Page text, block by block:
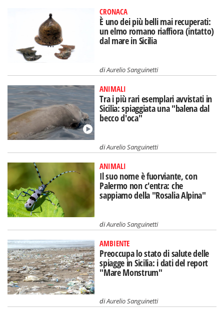
CRONACA
È uno dei più belli mai recuperati:
un elmo romano riaffiora (intatto)
dal mare in Sicilia
diAurelio Sanguinetti
ANIMALI
Tra i più rari esemplari avvistati in
Sicilia: spiaggiata una "balena dal
becco d'oca"
diAurelio Sanguinetti
ANIMALI
Il suo nome è fuorviante, con
Palermo non c'entra: che
sappiamo della "Rosalia Alpina"
diAurelio Sanguinetti
AMBIENTE
Preoccupa lo stato di salute delle
spiagge in Sicilia: i dati del report
"Mare Monstrum"
diAurelio Sanguinetti